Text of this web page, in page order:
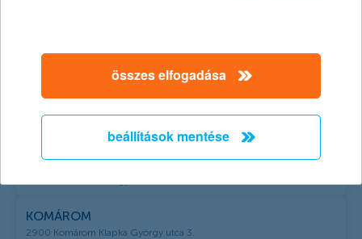
KISTELEK
6760 Kistelek Kossuth Lajos utca 6-8.
KISÚJSZÁLLÁS
5310 Kisújszállás Szabadság utca 1. F/1.
KISVÁRDA
KOMÁROM
2900 Komárom Klapka György utca 3.
összes elfogadása
beállítások mentése